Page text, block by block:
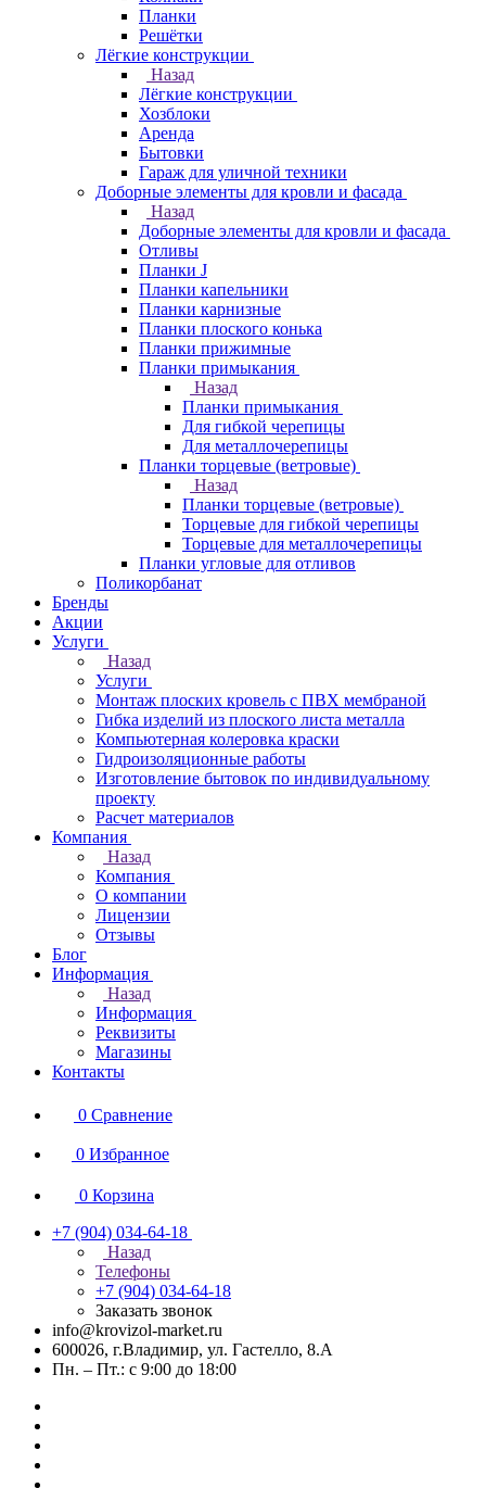
Планки
Решётки
Лёгкие конструкции
Назад
Лёгкие конструкции
Хозблоки
Аренда
Бытовки
Гараж для уличной техники
Доборные элементы для кровли и фасада
Назад
Доборные элементы для кровли и фасада
Отливы
Планки J
Планки капельники
Планки карнизные
Планки плоского конька
Планки прижимные
Планки примыкания
Назад
Планки примыкания
Для гибкой черепицы
Для металлочерепицы
Планки торцевые (ветровые)
Назад
Планки торцевые (ветровые)
Торцевые для гибкой черепицы
Торцевые для металлочерепицы
Планки угловые для отливов
Поликорбанат
Бренды
Акции
Услуги
Назад
Услуги
Монтаж плоских кровель с ПВХ мембраной
Гибка изделий из плоского листа металла
Компьютерная колеровка краски
Гидроизоляционные работы
Изготовление бытовок по индивидуальному
проекту
Расчет материалов
Компания
Назад
Компания
О компании
Лицензии
Отзывы
Блог
Информация
Назад
Информация
Реквизиты
Магазины
Контакты
0 Сравнение
0 Избранное
0 Корзина
+7 (904) 034-64-18
Назад
Телефоны
+7 (904) 034-64-18
Заказать звонок
info@krovizol-market.ru
600026, г.Владимир, ул. Гастелло, 8.А
Пн. – Пт.: с 9:00 до 18:00